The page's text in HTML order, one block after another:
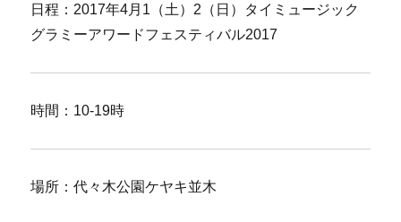
日程：2017年4月1（土）2（日）タイミュージック
グラミーアワードフェスティバル2017
時間：10-19時
場所：代々木公園ケヤキ並木